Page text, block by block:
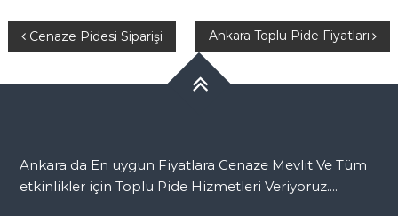
Yazı
dolaşımı
Cenaze Pidesi Siparişi Ankara Toplu Pide Fiyatları
Ankara da En uygun Fiyatlara Cenaze Mevlit Ve Tüm
etkinlikler için Toplu Pide Hizmetleri Veriyoruz....